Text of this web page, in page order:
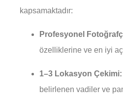
kapsamaktadır:
Profesyonel
özelliklerine ve en iyi
1–3 Lokasyon Çekimi:
belirlenen vadiler ve